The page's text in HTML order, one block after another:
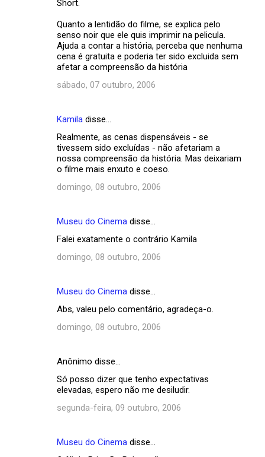
Short.
Quanto a lentidão do filme, se explica pelo
senso noir que ele quis imprimir na pelicula.
Ajuda a contar a história, perceba que nenhuma
cena é gratuita e poderia ter sido excluida sem
afetar a compreensão da história
sábado, 07 outubro, 2006
Kamila disse…
Realmente, as cenas dispensáveis - se
tivessem sido excluídas - não afetariam a
nossa compreensão da história. Mas deixariam
o filme mais enxuto e coeso.
domingo, 08 outubro, 2006
Museu do Cinema disse…
Falei exatamente o contrário Kamila
domingo, 08 outubro, 2006
Museu do Cinema disse…
Abs, valeu pelo comentário, agradeça-o.
domingo, 08 outubro, 2006
Anônimo disse…
Só posso dizer que tenho expectativas
elevadas, espero não me desiludir.
segunda-feira, 09 outubro, 2006
Museu do Cinema disse…